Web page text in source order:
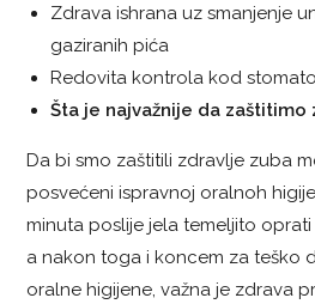
Zdrava ishrana uz smanjenje
gaziranih pića
Redovita kontrola kod
Šta je najvažnije da zaštitimo
Da bi smo zaštitili zdravlje zuba
posvećeni ispravnoj oralnoh
minuta poslije jela temeljito
a nakon toga i koncem za teško
oralne higijene, važna je zdrava